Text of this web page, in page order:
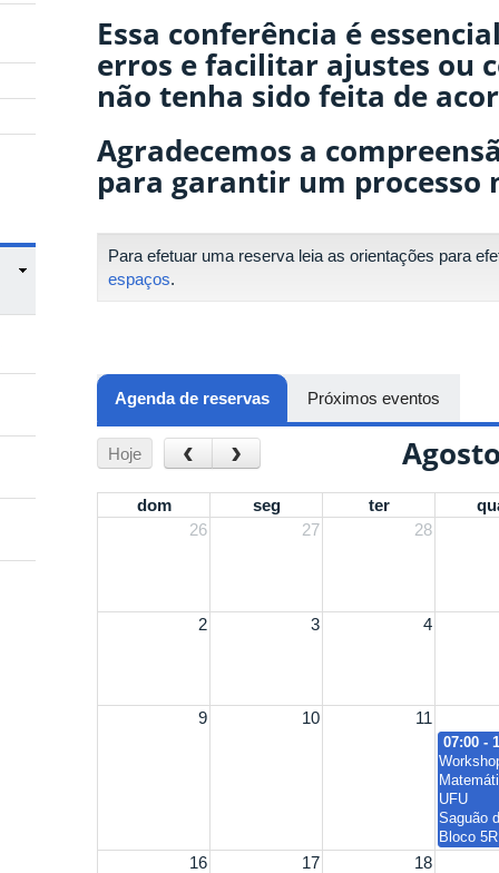
Essa conferência é
erros e facilitar ajustes ou
não tenha sido feita de
Agradecemos a
para garantir um processo
Para efetuar uma reserva leia as orientações para
espaços.
Agenda de reservas (aba ativa)
Próximos eventos
Hoje ‹ ›
07:00 -
UFU
Saguão
Bloco
dom seg ter
26
27 28
2 3 4
9 10 11
16 17 18